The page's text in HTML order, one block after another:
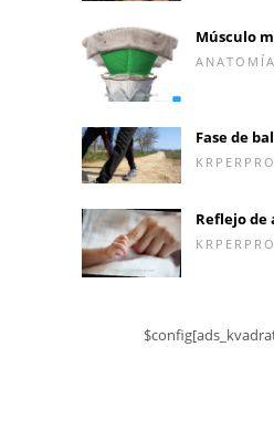
Músculo
ANATOMÍA
Fase de
Reflejo de